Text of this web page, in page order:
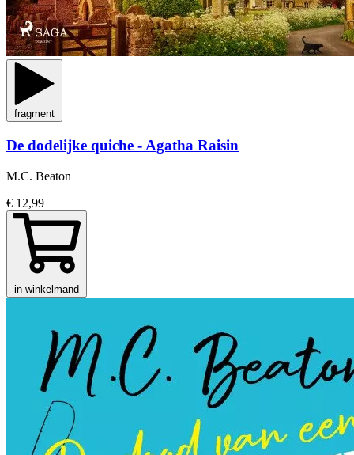
fragment
De dodelijke quiche - Agatha Raisin
M.C. Beaton
€ 12,99
in winkelmand